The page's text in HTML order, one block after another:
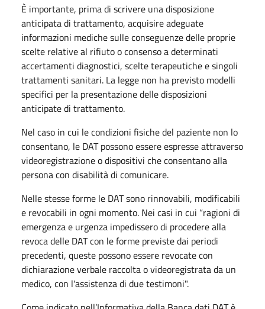
È importante, prima di scrivere una disposizione
anticipata di trattamento, acquisire adeguate
informazioni mediche sulle conseguenze delle proprie
scelte relative al rifiuto o consenso a determinati
accertamenti diagnostici, scelte terapeutiche e singoli
trattamenti sanitari. La legge non ha previsto modelli
specifici per la presentazione delle disposizioni
anticipate di trattamento.
Nel caso in cui le condizioni fisiche del paziente non lo
consentano, le DAT possono essere espresse attraverso
videoregistrazione o dispositivi che consentano alla
persona con disabilità di comunicare.
Nelle stesse forme le DAT sono rinnovabili, modificabili
e revocabili in ogni momento. Nei casi in cui “ragioni di
emergenza e urgenza impedissero di procedere alla
revoca delle DAT con le forme previste dai periodi
precedenti, queste possono essere revocate con
dichiarazione verbale raccolta o videoregistrata da un
medico, con l'assistenza di due testimoni".